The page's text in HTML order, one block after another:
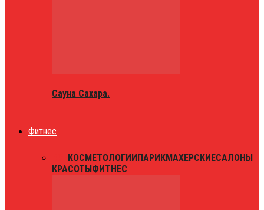
Сауна Сахара.
Фитнес
КОСМЕТОЛОГИИПАРИКМАХЕРСКИЕСАЛОНЫ
КРАСОТЫФИТНЕС